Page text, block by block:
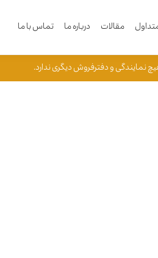
مقالات درباره ما تماس با ما